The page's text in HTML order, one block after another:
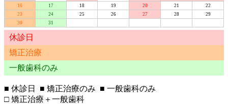
16
17 18 19 20 21
22
23
24 25 26 27 28
29
30
31
休診日
矯正治療
一般歯科のみ
■ 休診日 ■ 矯正治療のみ ■ 一般歯科のみ
□ 矯正治療＋一般歯科